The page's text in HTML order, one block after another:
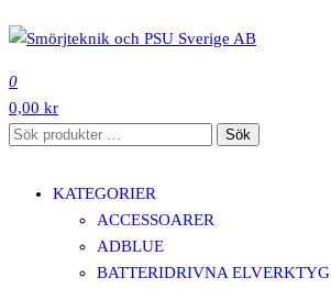
till
innehåll
0
0,00 kr
Sök
Sök
KATEGORIER
ACCESSOARER
ADBLUE
BATTERIDRIVNA ELVERKTYG